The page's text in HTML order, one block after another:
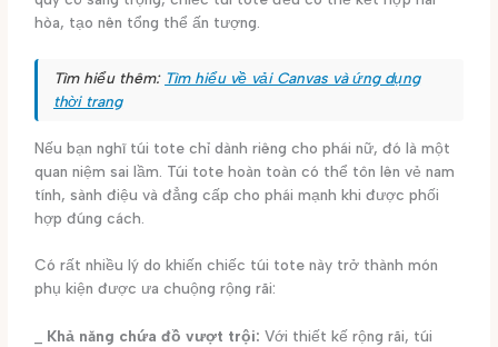
hòa, tạo nên tổng thể ấn tượng.
Tìm hiểu thêm: Tìm hiểu về vải Canvas và ứng dụng
thời trang
Nếu bạn nghĩ túi tote chỉ dành riêng cho phái nữ, đó là một
quan niệm sai lầm. Túi tote hoàn toàn có thể tôn lên vẻ nam
tính, sành điệu và đẳng cấp cho phái mạnh khi được phối
hợp đúng cách.
Có rất nhiều lý do khiến chiếc túi tote này trở thành món
phụ kiện được ưa chuộng rộng rãi:
Khả năng chứa đồ vượt trội: Với thiết kế rộng rãi, túi